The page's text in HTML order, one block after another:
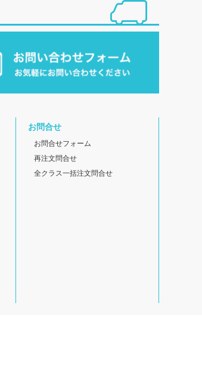
お問合せ
お問合せフォーム
再注文問合せ
全クラス一括注文問合せ